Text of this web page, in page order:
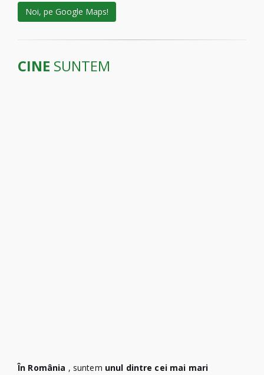
Noi, pe Google Maps!
CINE SUNTEM
În România , suntem unul dintre cei mai mari